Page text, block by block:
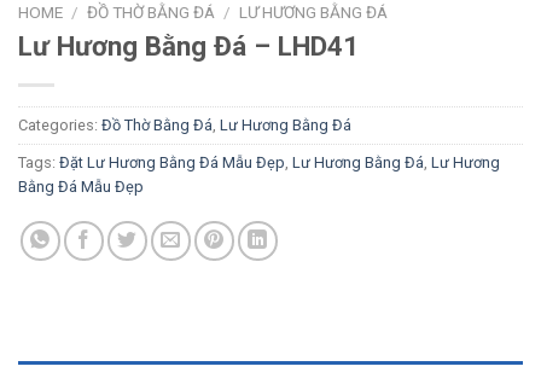
HOME / ĐỒ THỜ BẰNG ĐÁ / LƯ HƯƠNG BẰNG ĐÁ
Lư Hương Bằng Đá – LHD41
Categories: Đồ Thờ Bằng Đá, Lư Hương Bằng Đá
Tags: Đặt Lư Hương Bằng Đá Mẫu Đẹp, Lư Hương Bằng Đá, Lư Hương
Bằng Đá Mẫu Đẹp